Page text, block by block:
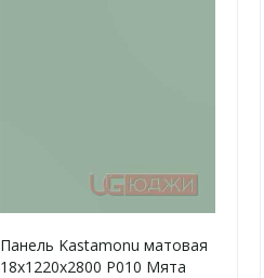
Панель Kastamonu матовая
18х1220х2800 P010 Мята